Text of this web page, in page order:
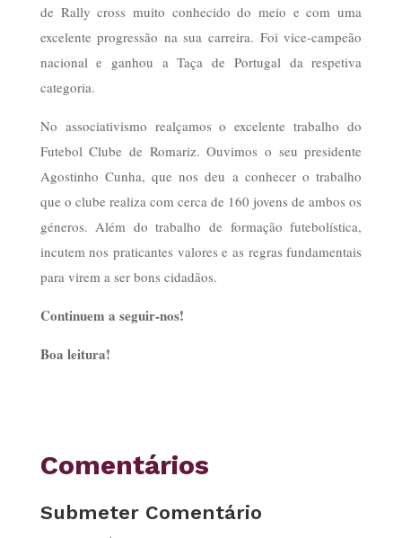
de Rally cross muito conhecido do meio e com uma
excelente progressão na sua carreira. Foi vice-campeão
nacional e ganhou a Taça de Portugal da respetiva
categoria.
No associativismo realçamos o excelente trabalho do
Futebol Clube de Romariz. Ouvimos o seu presidente
Agostinho Cunha, que nos deu a conhecer o trabalho
que o clube realiza com cerca de 160 jovens de ambos os
géneros. Além do trabalho de formação futebolística,
incutem nos praticantes valores e as regras fundamentais
para virem a ser bons cidadãos.
Continuem a seguir-nos!
Boa leitura!
Comentários
Submeter Comentário